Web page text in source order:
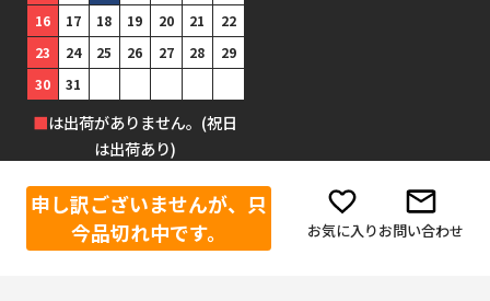
申し訳ございませんが、只
今品切れ中です。
お気に入りお問い合わせ
16
17 18 19 20 21
22
23
24 25 26 27 28
29
30
31
■は出荷がありません。(祝日
は出荷あり)
©1999-2025 防犯グッズの販売店 ボディーガード 本店